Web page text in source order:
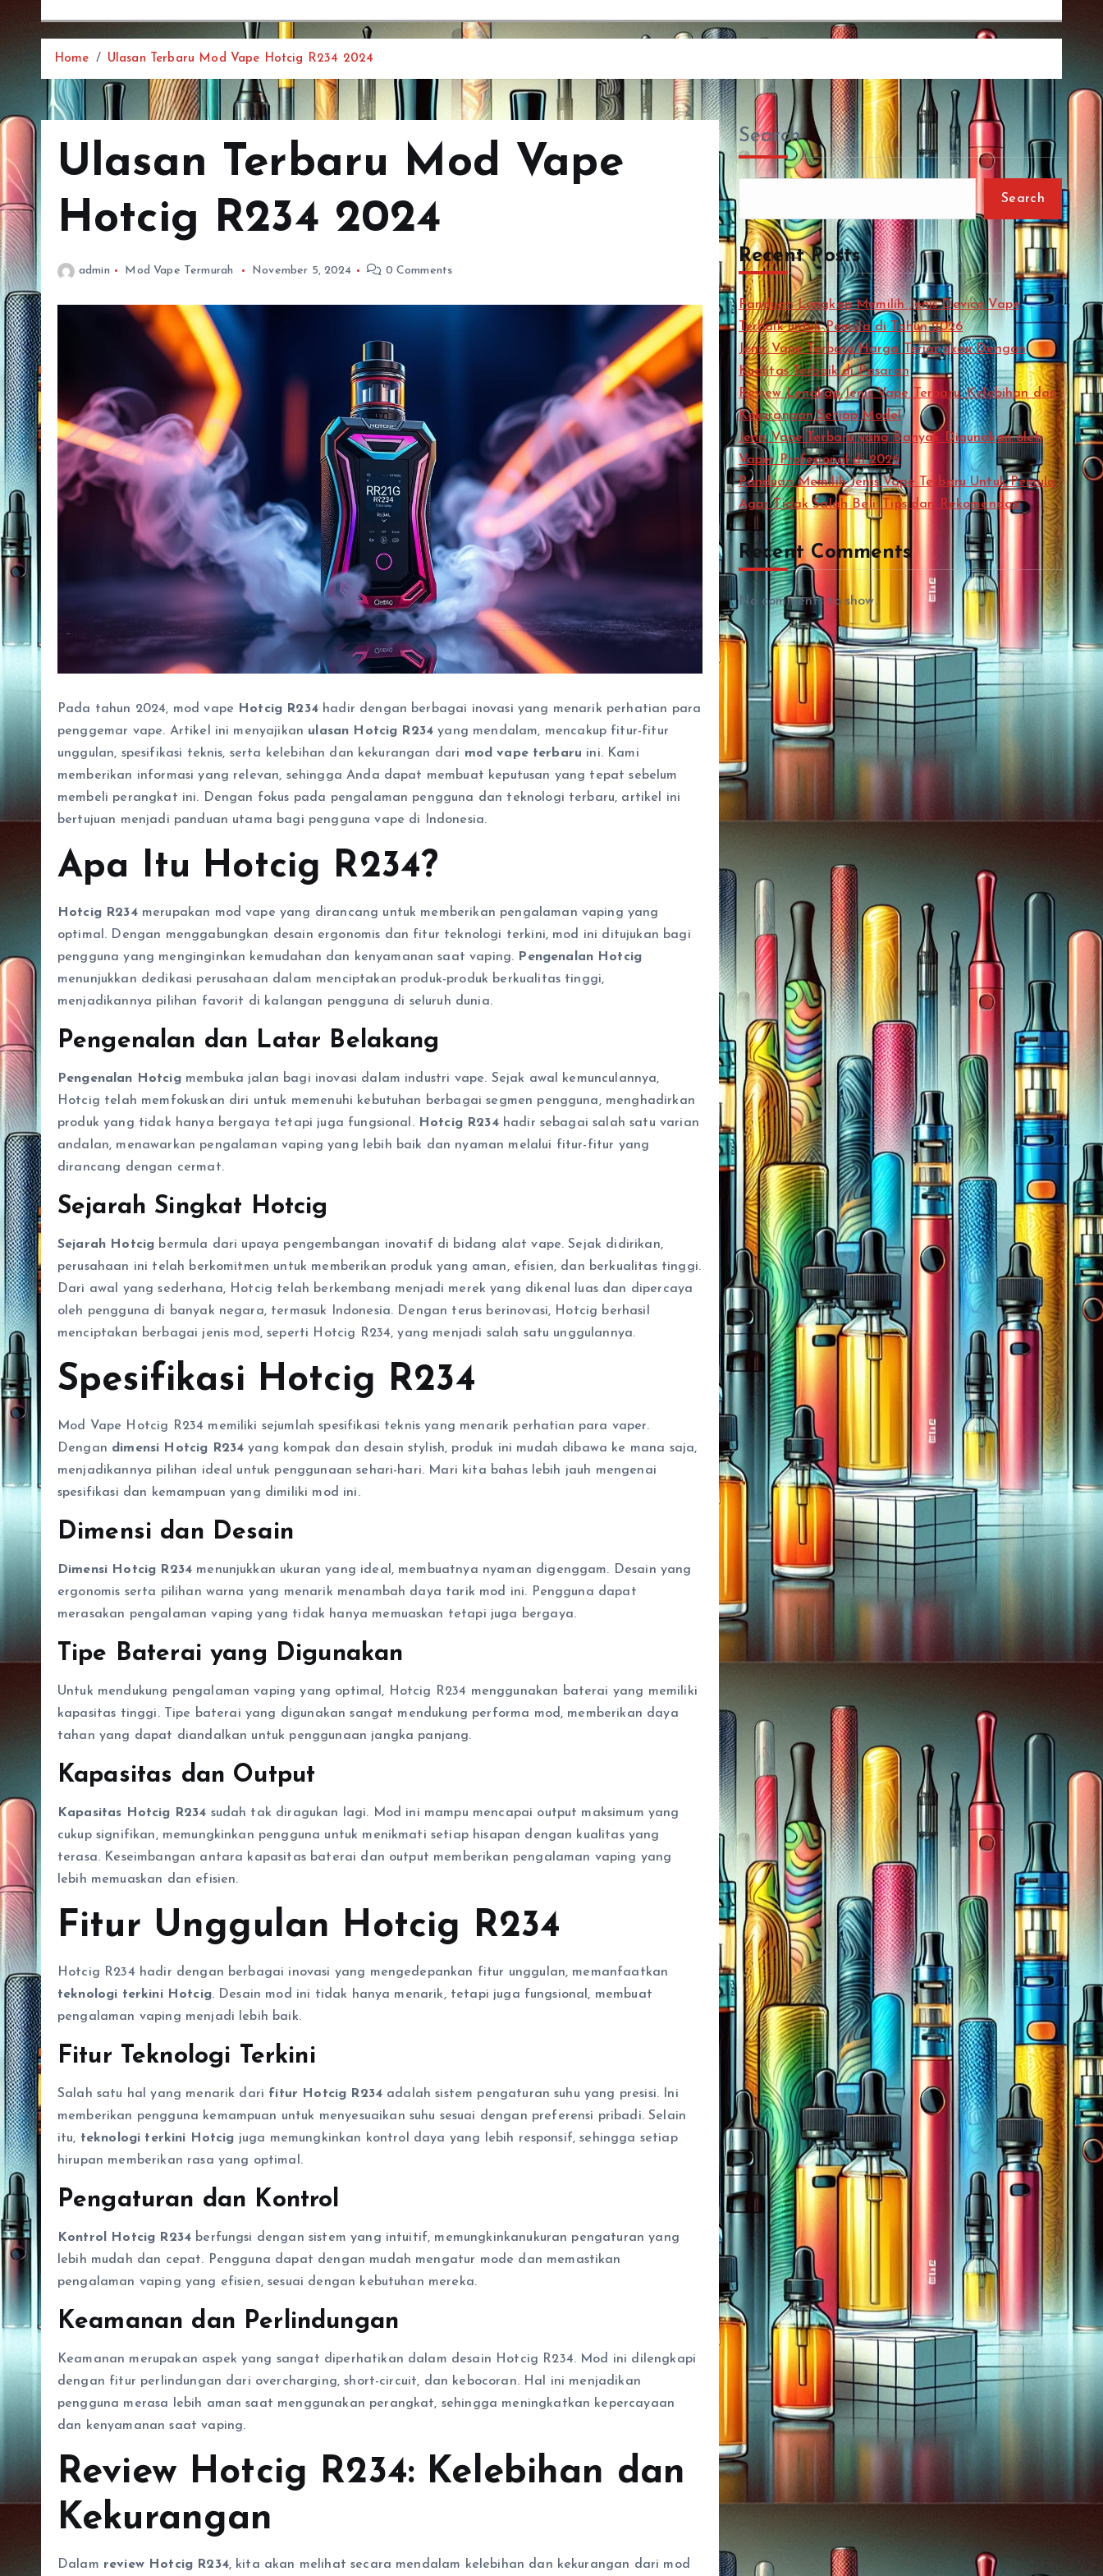
Home Ulasan Terbaru Mod Vape Hotcig R234 2024
Ulasan Terbaru Mod Vape
Hotcig R234 2024
admin Mod Vape Termurah November 5, 2024 0 Comments
Pada tahun 2024, mod vape Hotcig R234hadir dengan berbagai inovasi yang menarik perhatian para
penggemar vape. Artikel ini menyajikan ulasan Hotcig R234 yang mendalam, mencakup fitur-fitur
unggulan, spesifikasi teknis, serta kelebihan dan kekurangan dari mod vape terbaru ini. Kami
memberikan informasi yang relevan, sehingga Anda dapat membuat keputusan yang tepat sebelum
membeli perangkat ini. Dengan fokus pada pengalaman pengguna dan teknologi terbaru, artikel ini
bertujuan menjadi panduan utama bagi pengguna vape di Indonesia.
Apa Itu Hotcig R234?
Hotcig R234merupakan mod vape yang dirancang untuk memberikan pengalaman vaping yang
optimal. Dengan menggabungkan desain ergonomis dan fitur teknologi terkini, mod ini ditujukan bagi
pengguna yang menginginkan kemudahan dan kenyamanan saat vaping. Pengenalan Hotcig
menunjukkan dedikasi perusahaan dalam menciptakan produk-produk berkualitas tinggi,
menjadikannya pilihan favorit di kalangan pengguna di seluruh dunia.
Pengenalan dan Latar Belakang
Pengenalan Hotcigmembuka jalan bagi inovasi dalam industri vape. Sejak awal kemunculannya,
Hotcig telah memfokuskan diri untuk memenuhi kebutuhan berbagai segmen pengguna, menghadirkan
produk yang tidak hanya bergaya tetapi juga fungsional. Hotcig R234hadir sebagai salah satu varian
andalan, menawarkan pengalaman vaping yang lebih baik dan nyaman melalui fitur-fitur yang
dirancang dengan cermat.
Sejarah Singkat Hotcig
Sejarah Hotcig bermula dari upaya pengembangan inovatif di bidang alat vape. Sejak didirikan,
perusahaan ini telah berkomitmen untuk memberikan produk yang aman, efisien, dan berkualitas tinggi.
Dari awal yang sederhana, Hotcig telah berkembang menjadi merek yang dikenal luas dan dipercaya
oleh pengguna di banyak negara, termasuk Indonesia. Dengan terus berinovasi, Hotcig berhasil
menciptakan berbagai jenis mod, seperti Hotcig R234, yang menjadi salah satu unggulannya.
Spesifikasi Hotcig R234
Mod Vape Hotcig R234 memiliki sejumlah spesifikasi teknis yang menarik perhatian para vaper.
Dengan dimensi Hotcig R234 yang kompak dan desain stylish, produk ini mudah dibawa ke mana saja,
menjadikannya pilihan ideal untuk penggunaan sehari-hari. Mari kita bahas lebih jauh mengenai
spesifikasi dan kemampuan yang dimiliki mod ini.
Dimensi dan Desain
Dimensi Hotcig R234 menunjukkan ukuran yang ideal, membuatnya nyaman digenggam. Desain yang
ergonomis serta pilihan warna yang menarik menambah daya tarik mod ini. Pengguna dapat
merasakan pengalaman vaping yang tidak hanya memuaskan tetapi juga bergaya.
Tipe Baterai yang Digunakan
Untuk mendukung pengalaman vaping yang optimal, Hotcig R234 menggunakan baterai yang memiliki
kapasitas tinggi. Tipe baterai yang digunakan sangat mendukung performa mod, memberikan daya
tahan yang dapat diandalkan untuk penggunaan jangka panjang.
Kapasitas dan Output
Kapasitas Hotcig R234 sudah tak diragukan lagi. Mod ini mampu mencapai output maksimum yang
cukup signifikan, memungkinkan pengguna untuk menikmati setiap hisapan dengan kualitas yang
terasa. Keseimbangan antara kapasitas baterai dan output memberikan pengalaman vaping yang
lebih memuaskan dan efisien.
Fitur Unggulan Hotcig R234
Hotcig R234 hadir dengan berbagai inovasi yang mengedepankan fitur unggulan, memanfaatkan
teknologi terkini Hotcig. Desain mod ini tidak hanya menarik, tetapi juga fungsional, membuat
pengalaman vaping menjadi lebih baik.
Fitur Teknologi Terkini
Salah satu hal yang menarik dari fitur Hotcig R234 adalah sistem pengaturan suhu yang presisi. Ini
memberikan pengguna kemampuan untuk menyesuaikan suhu sesuai dengan preferensi pribadi. Selain
itu, teknologi terkini Hotcig juga memungkinkan kontrol daya yang lebih responsif, sehingga setiap
hirupan memberikan rasa yang optimal.
Pengaturan dan Kontrol
Kontrol Hotcig R234 berfungsi dengan sistem yang intuitif, memungkinkanukuran pengaturan yang
lebih mudah dan cepat. Pengguna dapat dengan mudah mengatur mode dan memastikan
pengalaman vaping yang efisien, sesuai dengan kebutuhan mereka.
Keamanan dan Perlindungan
Keamanan merupakan aspek yang sangat diperhatikan dalam desain Hotcig R234. Mod ini dilengkapi
dengan fitur perlindungan dari overcharging, short-circuit, dan kebocoran. Hal ini menjadikan
pengguna merasa lebih aman saat menggunakan perangkat, sehingga meningkatkan kepercayaan
dan kenyamanan saat vaping.
Review Hotcig R234: Kelebihan dan
Kekurangan
Dalam review Hotcig R234, kita akan melihat secara mendalam kelebihan dan kekurangan dari mod
Search
Search
Recent Posts
Panduan Lengkap Memilih Jenis Device Vape
Terbaik untuk Pemula di Tahun 2026
Jenis Vape Terbaru Harga Terjangkau Dengan
Kualitas Terbaik di Pasaran
Review Lengkap Jenis Vape Terbaru: Kelebihan dan
Kekurangan Setiap Model
Jenis Vape Terbaru yang Banyak Digunakan oleh
Vaper Profesional di 2026
Panduan Memilih Jenis Vape Terbaru Untuk Pemula
Agar Tidak Salah Beli: Tips dan Rekomendasi
Recent Comments
No comments to show.